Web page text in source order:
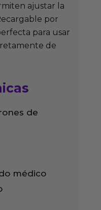
ajustar la
por
para usar
de
de
médico